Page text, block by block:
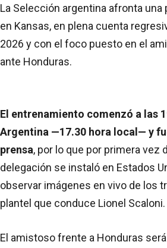
La Selección argentina afronta
en Kansas, en plena cuenta
2026 y con el foco puesto en el
ante Honduras.
El entrenamiento comenzó a las
Argentina —17.30 hora local— y
prensa, por lo que por primera vez
delegación se instaló en Estados
observar imágenes en vivo de los
plantel que conduce Lionel Scaloni.
El amistoso frente a Honduras